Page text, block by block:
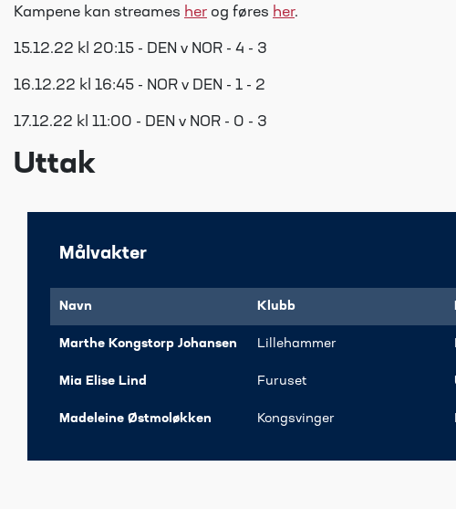
Kampene kan streames her og føres her.
15.12.22 kl 20:15 - DEN v NOR - 4 - 3
16.12.22 kl 16:45 - NOR v DEN - 1 - 2
17.12.22 kl 11:00 - DEN v NOR - 0 - 3
Uttak
Målvakter
Navn Klubb
Marthe Kongstorp Johansen Lillehammer
Mia Elise Lind ​Furuset
Madeleine Østmoløkken ​Kongsvinger